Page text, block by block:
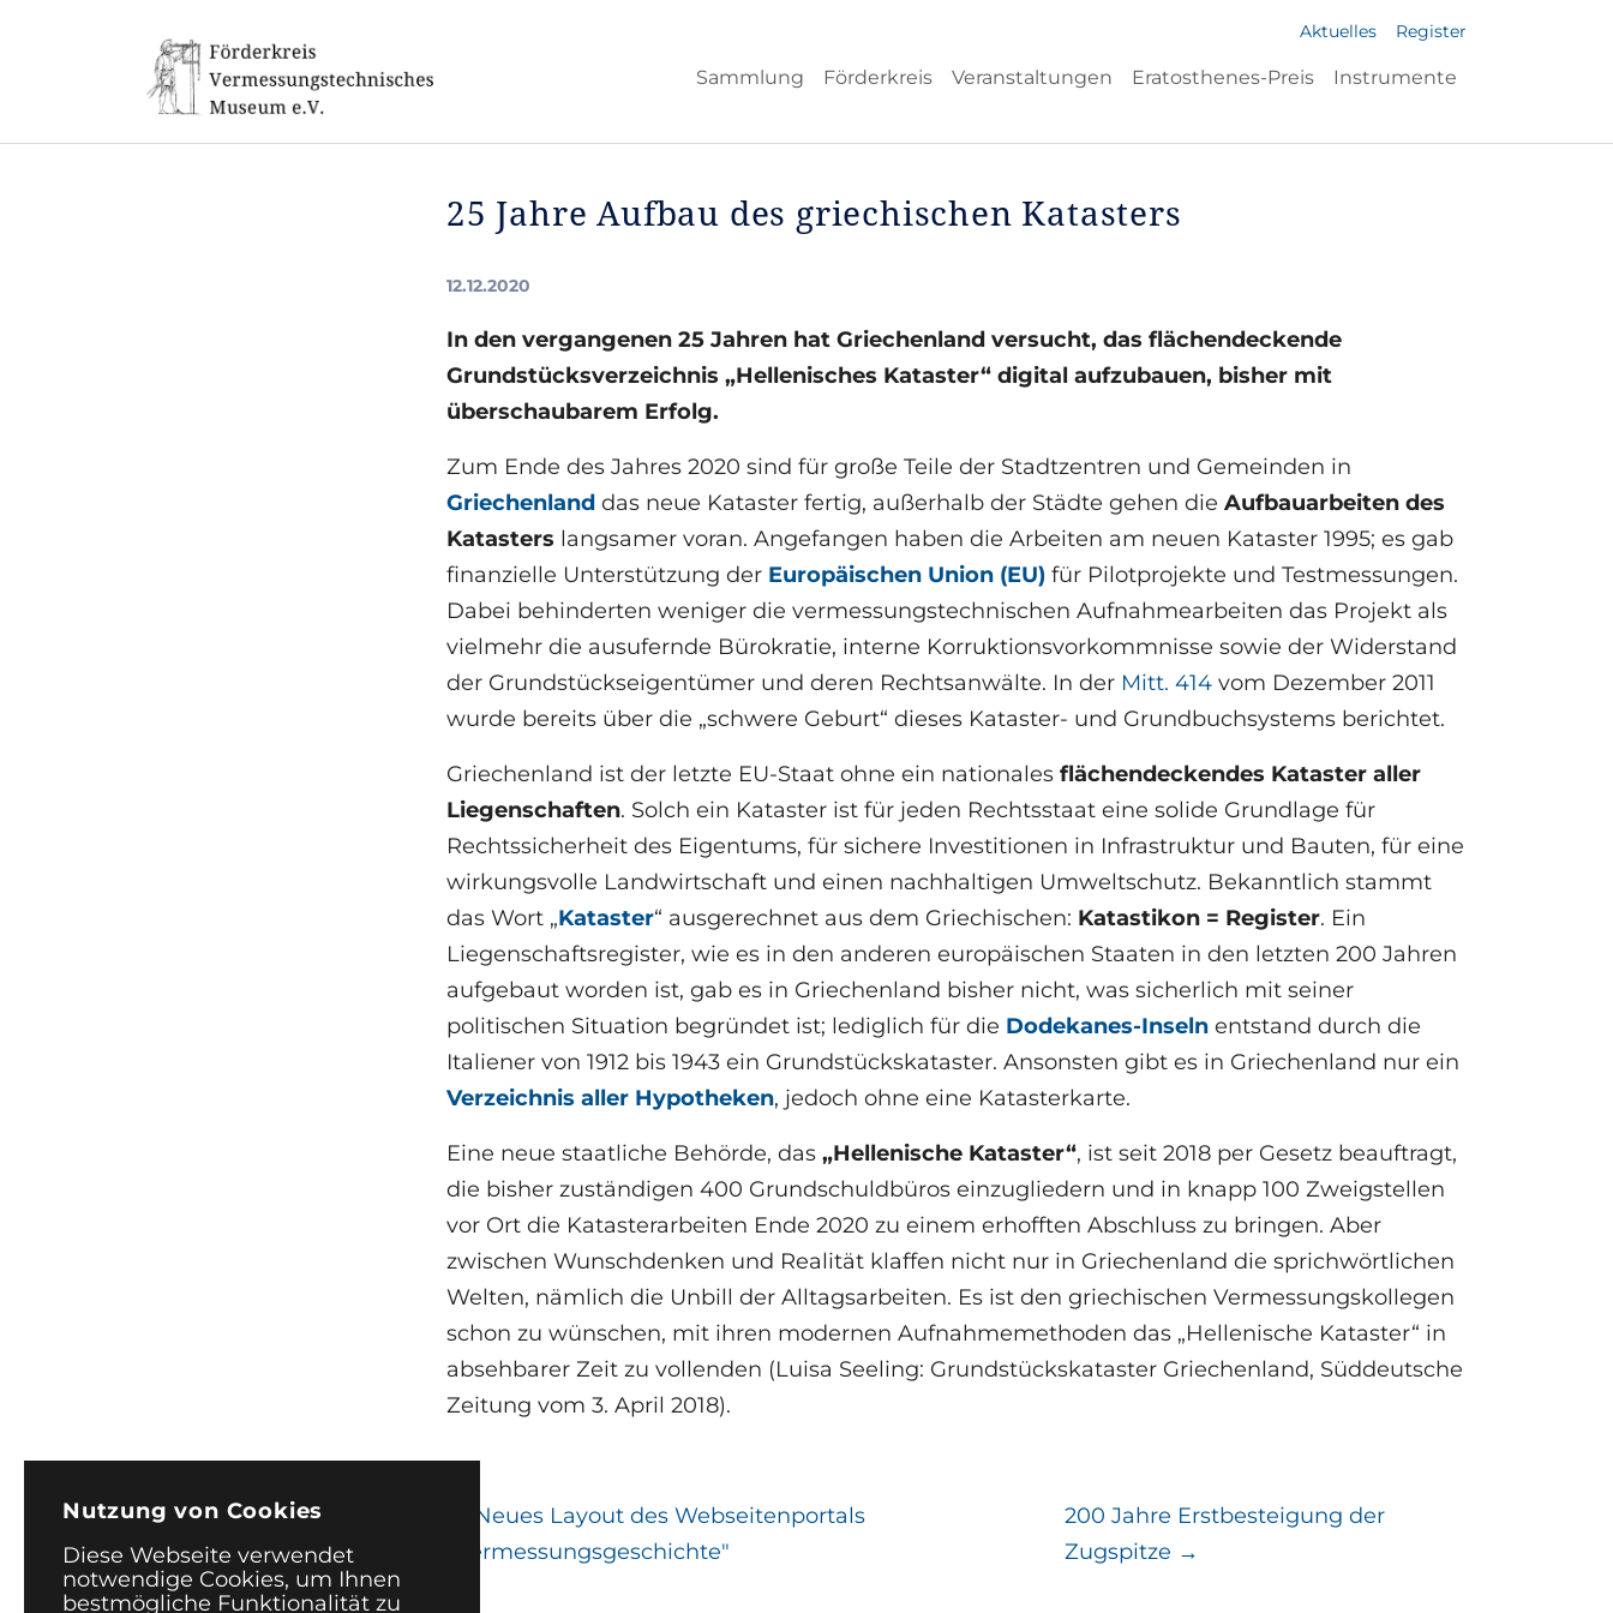
Nutzung von Cookies
Diese Webseite verwendet
notwendige Cookies, um Ihnen
bestmögliche Funktionalität zu
Aktuelles Register
Sammlung Förderkreis Veranstaltungen Eratosthenes-Preis Instrumente
25 Jahre Aufbau des griechischen Katasters
12.12.2020
In den vergangenen 25 Jahren hat Griechenland versucht, das flächendeckende
Grundstücksverzeichnis „Hellenisches Kataster“ digital aufzubauen, bisher mit
überschaubarem Erfolg.
Zum Ende des Jahres 2020 sind für große Teile der Stadtzentren und Gemeinden in
Griechenland das neue Kataster fertig, außerhalb der Städte gehen die Aufbauarbeiten des
Katasters langsamer voran. Angefangen haben die Arbeiten am neuen Kataster 1995; es gab
finanzielle Unterstützung der Europäischen Union (EU) für Pilotprojekte und Testmessungen.
Dabei behinderten weniger die vermessungstechnischen Aufnahmearbeiten das Projekt als
vielmehr die ausufernde Bürokratie, interne Korruktionsvorkommnisse sowie der Widerstand
der Grundstückseigentümer und deren Rechtsanwälte. In der Mitt. 414 vom Dezember 2011
wurde bereits über die „schwere Geburt“ dieses Kataster- und Grundbuchsystems berichtet.
Griechenland ist der letzte EU-Staat ohne ein nationales flächendeckendes Kataster aller
Liegenschaften. Solch ein Kataster ist für jeden Rechtsstaat eine solide Grundlage für
Rechtssicherheit des Eigentums, für sichere Investitionen in Infrastruktur und Bauten, für eine
wirkungsvolle Landwirtschaft und einen nachhaltigen Umweltschutz. Bekanntlich stammt
das Wort „Kataster“ ausgerechnet aus dem Griechischen: Katastikon = Register. Ein
Liegenschaftsregister, wie es in den anderen europäischen Staaten in den letzten 200 Jahren
aufgebaut worden ist, gab es in Griechenland bisher nicht, was sicherlich mit seiner
politischen Situation begründet ist; lediglich für die Dodekanes-Inseln entstand durch die
Italiener von 1912 bis 1943 ein Grundstückskataster. Ansonsten gibt es in Griechenland nur ein
Verzeichnis aller Hypotheken, jedoch ohne eine Katasterkarte.
Eine neue staatliche Behörde, das „Hellenische Kataster“, ist seit 2018 per Gesetz beauftragt,
die bisher zuständigen 400 Grundschuldbüros einzugliedern und in knapp 100 Zweigstellen
vor Ort die Katasterarbeiten Ende 2020 zu einem erhofften Abschluss zu bringen. Aber
zwischen Wunschdenken und Realität klaffen nicht nur in Griechenland die sprichwörtlichen
Welten, nämlich die Unbill der Alltagsarbeiten. Es ist den griechischen Vermessungskollegen
schon zu wünschen, mit ihren modernen Aufnahmemethoden das „Hellenische Kataster“ in
absehbarer Zeit zu vollenden (Luisa Seeling: Grundstückskataster Griechenland, Süddeutsche
Zeitung vom 3. April 2018).
Neues Layout des Webseitenportals
"Vermessungsgeschichte"
200 Jahre Erstbesteigung der
Zugspitze →